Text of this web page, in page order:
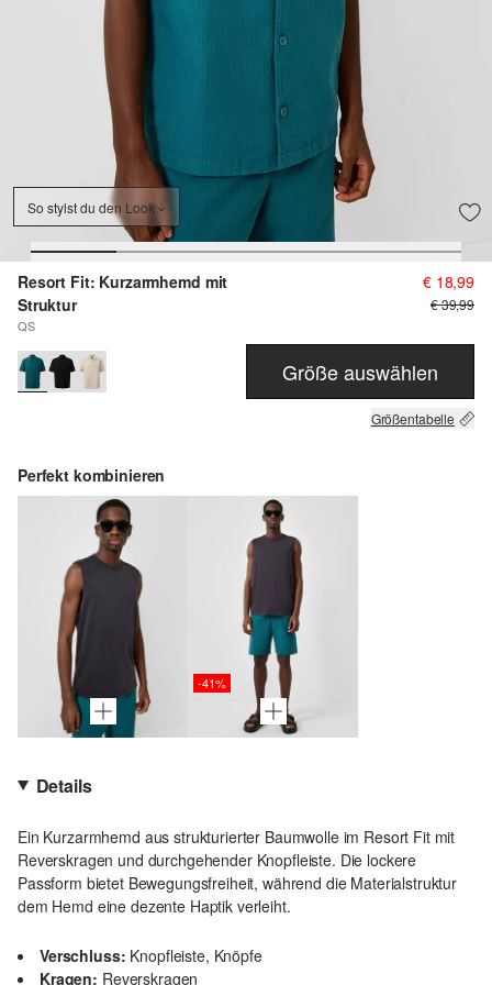
So stylst du den Look
Resort Fit: Kurzarmhemd mit
Struktur
QS
€ 18,99
€ 39,99
Größe auswählen
Größentabelle
Perfekt kombinieren
-41%
Details
Ein Kurzarmhemd aus strukturierter Baumwolle im Resort Fit mit
Reverskragen und durchgehender Knopfleiste. Die lockere
Passform bietet Bewegungsfreiheit, während die Materialstruktur
dem Hemd eine dezente Haptik verleiht.
Verschluss: Knopfleiste, Knöpfe
Kragen: Reverskragen